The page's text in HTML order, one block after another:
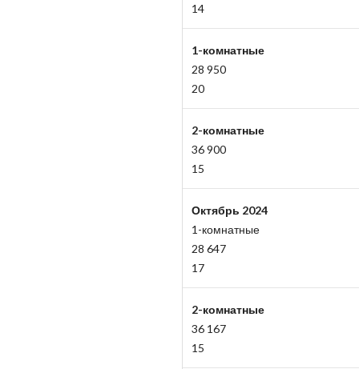
14
1-комнатные
28 950
20
2-комнатные
36 900
15
Октябрь 2024
1-комнатные
28 647
17
2-комнатные
36 167
15